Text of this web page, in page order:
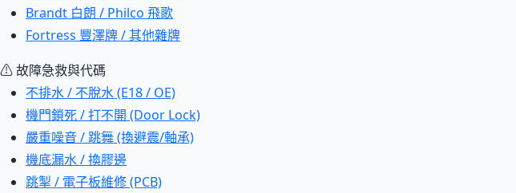
Brandt 白朗 / Philco 飛歌
Fortress 豐澤牌 / 其他雜牌
⚠ 故障急救與代碼
不排水 / 不脫水 (E18 / OE)
機門鎖死 / 打不開 (Door Lock)
嚴重噪音 / 跳舞 (換避震/軸承)
機底漏水 / 換膠邊
跳掣 / 電子板維修 (PCB)